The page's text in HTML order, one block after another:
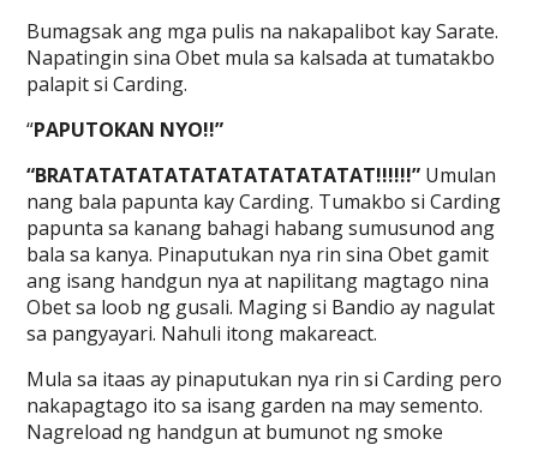
Bumagsak ang mga pulis na nakapalibot kay Sarate.
Napatingin sina Obet mula sa kalsada at tumatakbo
palapit si Carding.
“PAPUTOKAN NYO!!”
“BRATATATATATATATATATATATAT!!!!!!” Umulan
nang bala papunta kay Carding. Tumakbo si Carding
papunta sa kanang bahagi habang sumusunod ang
bala sa kanya. Pinaputukan nya rin sina Obet gamit
ang isang handgun nya at napilitang magtago nina
Obet sa loob ng gusali. Maging si Bandio ay nagulat
sa pangyayari. Nahuli itong makareact.
Mula sa itaas ay pinaputukan nya rin si Carding pero
nakapagtago ito sa isang garden na may semento.
Nagreload ng handgun at bumunot ng smoke